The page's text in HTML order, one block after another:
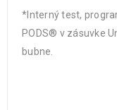
*Interný test,
PODS® v zásuvke
bubne.